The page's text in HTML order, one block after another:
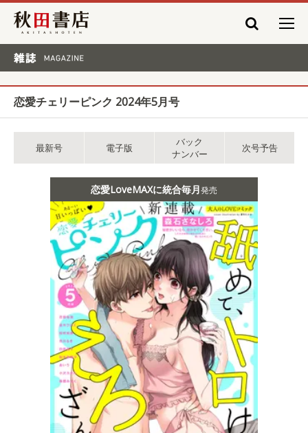
秋田書店
恋愛チェリーピンク 2024年5月号
最新号 電子版
バック
ナンバー
次号予告
恋愛LoveMAXに統合毎月発売